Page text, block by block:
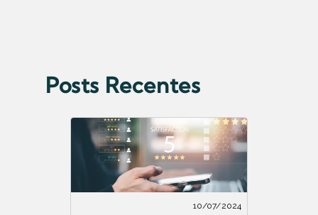
Posts Recentes
10/07/2024